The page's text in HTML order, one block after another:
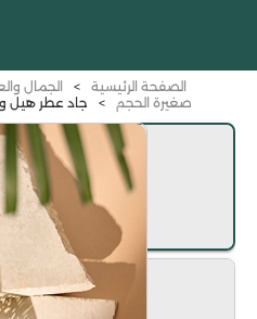
الصفحة الرئيسية > الجمال
صغيرة الحجم
> جاد عطر هيل